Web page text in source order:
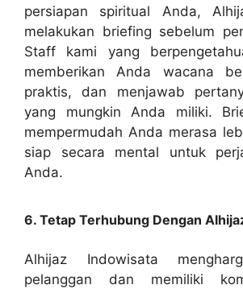
persiapan spiritual Anda,
melakukan briefing sebelum
Staff kami yang
memberikan Anda wacana
praktis, dan menjawab
yang mungkin Anda miliki.
mempermudah Anda merasa
siap secara mental untuk
Anda.
6. Tetap Terhubung Dengan
Alhijaz Indowisata
pelanggan dan memiliki